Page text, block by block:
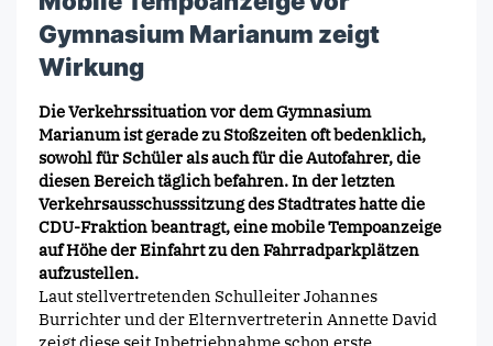
Gymnasium Marianum zeigt
Wirkung
Die Verkehrssituation vor dem Gymnasium
Marianum ist gerade zu Stoßzeiten oft bedenklich,
sowohl für Schüler als auch für die Autofahrer, die
diesen Bereich täglich befahren. In der letzten
Verkehrsausschusssitzung des Stadtrates hatte die
CDU-Fraktion beantragt, eine mobile Tempoanzeige
auf Höhe der Einfahrt zu den Fahrradparkplätzen
aufzustellen.
Laut stellvertretenden Schulleiter Johannes
Burrichter und der Elternvertreterin Annette David
zeigt diese seit Inbetriebnahme schon erste